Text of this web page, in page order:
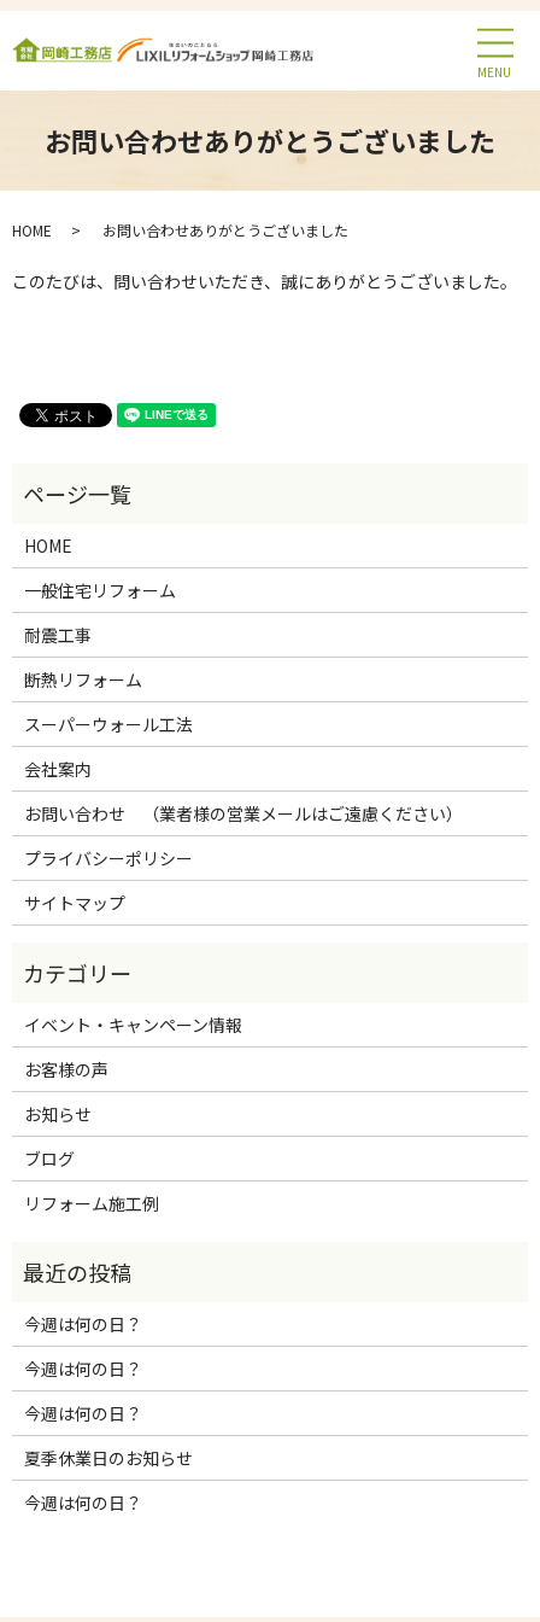
MENU
お問い合わせありがとうございました
HOME お問い合わせありがとうございました
このたびは、問い合わせいただき、誠にありがとうございました。
HOME
一般住宅リフォーム
耐震工事
断熱リフォーム
スーパーウォール工法
会社案内
お問い合わせ （業者様の営業メールはご遠慮ください）
プライバシーポリシー
サイトマップ
イベント・キャンペーン情報
お客様の声
お知らせ
ブログ
リフォーム施工例
今週は何の日？
今週は何の日？
今週は何の日？
夏季休業日のお知らせ
今週は何の日？